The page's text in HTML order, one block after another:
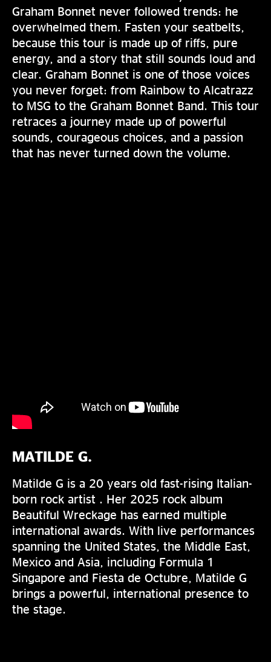
Graham Bonnet never followed trends: he
overwhelmed them. Fasten your seatbelts,
because this tour is made up of riffs, pure
energy, and a story that still sounds loud and
clear. Graham Bonnet is one of those voices
you never forget: from Rainbow to Alcatrazz
to MSG to the Graham Bonnet Band. This tour
retraces a journey made up of powerful
sounds, courageous choices, and a passion
that has never turned down the volume.
MATILDE G.
Matilde G is a 20 years old fast-rising Italian-
born rock artist . Her 2025 rock album
Beautiful Wreckage has earned multiple
international awards. With live performances
spanning the United States, the Middle East,
Mexico and Asia, including Formula 1
Singapore and Fiesta de Octubre, Matilde G
brings a powerful, international presence to
the stage.